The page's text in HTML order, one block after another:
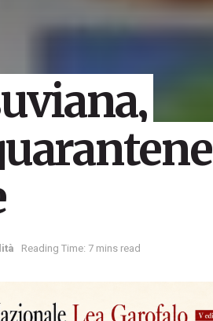
Reading Time: 7 mins read